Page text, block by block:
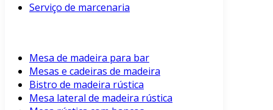
Serviço de marcenaria
Mesa de madeira para bar
Mesas e cadeiras de madeira
Bistro de madeira rústica
Mesa lateral de madeira rústica